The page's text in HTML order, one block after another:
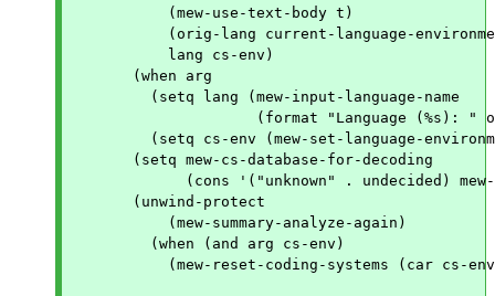
       (when arg
       (setq mew-cs-database-for-decoding
       (unwind-protect